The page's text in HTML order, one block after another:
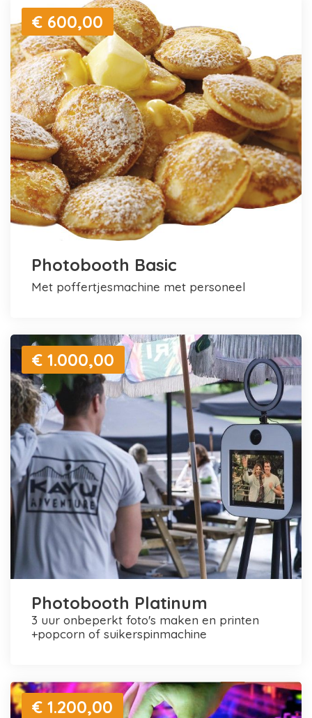
€ 600,00
Photobooth Basic
met poffertjesmachine met personeel
€ 1.000,00
Photobooth Platinum
3 uur onbeperkt foto's maken en printen
+popcorn of suikerspinmachine
€ 1.200,00